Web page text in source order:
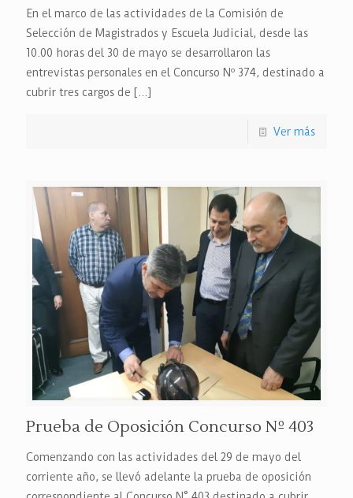
En el marco de las actividades de la Comisión de
Selección de Magistrados y Escuela Judicial, desde las
10.00 horas del 30 de mayo se desarrollaron las
entrevistas personales en el Concurso Nº 374, destinado a
cubrir tres cargos de […]
Ver más
Prueba de Oposición Concurso Nº 403
Comenzando con las actividades del 29 de mayo del
corriente año, se llevó adelante la prueba de oposición